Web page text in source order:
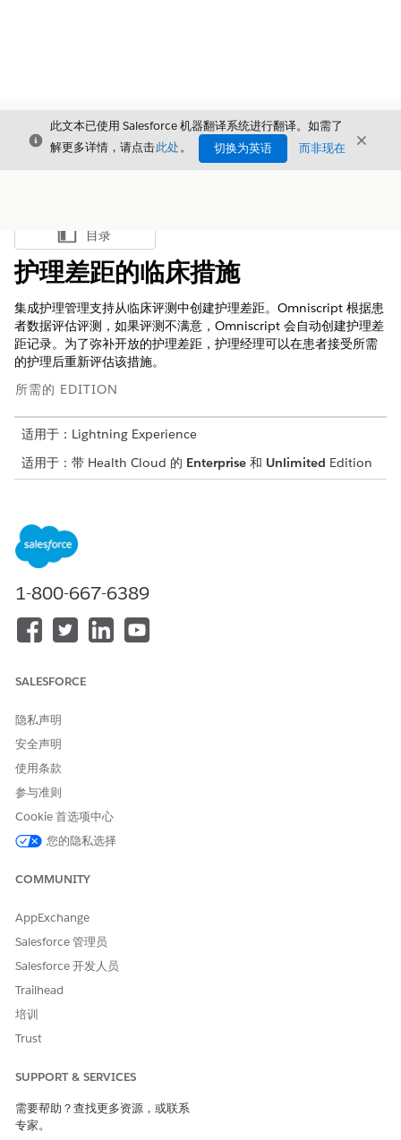
关闭
此文本已使用 Salesforce 机器翻译系统进行翻译。如需了
解更多详情，请点击此处。 切换为英语 而非现在 关闭
显示目录
目录
护理差距的临床措施
集成护理管理支持从临床评测中创建护理差距。Omniscript 根据患
者数据评估评测，如果评测不满意，Omniscript 会自动创建护理差
距记录。为了弥补开放的护理差距，护理经理可以在患者接受所需
的护理后重新评估该措施。
所需的 EDITION
适用于：Lightning Experience
适用于：带 Health Cloud 的 Enterprise 和 Unlimited Edition
例如，一项评测指出，空腹血糖水平超过 126 mg/dL 的糖尿病患
者必须每天注射 4 次胰岛素。Charles Green 是 2 型糖尿病患者，
理使用流根据 Charles 在 Health Cloud 中的数据评估这一评测，
发现 Charles 每天只打了 2 针。因此 Charles 在接受的护理方面存
在差距。要记录此差距，流会自动为 Charles 创建护理差距记录。
记录在 Health Cloud 中，护理经理会再次为 Charles 评估相同的
评测。该评测已满足，护理差距状态现在为“已完结”。
假设护理经理对另一个被诊断出糖尿病前期的患者 Elena Nieto 进
115 mg/dL。因为评测标准之一是评估空腹血糖水平高于 126
mg/dL 的患者，所以 Elena 没有资格使用这个评测。该流创建状态
设置为“已排除”的护理差距记录。
求，以评估评测。您可以使用流、业务规则引擎、基于 Apex 的触
在实施中使用
以下是帮助您入门的视频。
如果您无法在全屏模式下观看视频，请在新选项卡上打开视频：
设置评测来评估护理差距
1-800-667-6389
SALESFORCE
隐私声明
安全声明
使用条款
参与准则
Cookie 首选项中心
您的隐私选择
COMMUNITY
AppExchange
Salesforce 管理员
Salesforce 开发人员
Trailhead
培训
Trust
SUPPORT & SERVICES
需要帮助？查找更多资源，或联系
专家。